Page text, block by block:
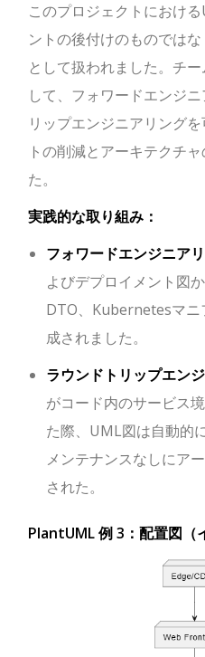
このプロジェクトにおけ
ントの後付けのものでは
として扱われました。チ
して、フォワードエンジ
リップエンジニアリング
トの削減とアーキテクチ
た。
実践的な取り組み：
フォワードエンジニア
よびデプロイメント図
DTO、Kubernetesマニ
成されました。
ラウンドトリップエン
がコード内のサービス
た際、UML図は自動的
メンテナンスなしにア
された。
PlantUML 例 3：配置図（